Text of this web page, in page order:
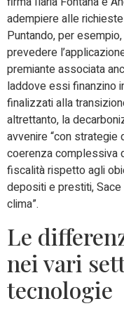
adempiere alle
Puntando, per
prevedere
premiante associata
laddove essi finanzino
finalizzati alla
altrettanto, la
avvenire “con
coerenza complessiva
fiscalità rispetto agli
depositi e prestiti, Sace
clima”.
Le
nei vari
tecnologie